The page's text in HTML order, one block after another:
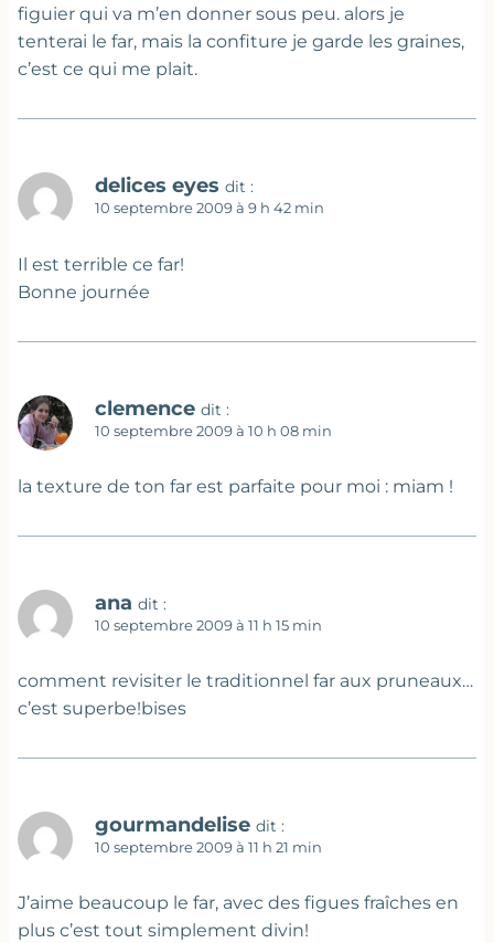
figuier qui va m’en donner sous peu. alors je
tenterai le far, mais la confiture je garde les graines,
c’est ce qui me plait.
delices eyes dit :
10 septembre 2009 à 9 h 42 min
Il est terrible ce far!
Bonne journée
clemence dit :
10 septembre 2009 à 10 h 08 min
la texture de ton far est parfaite pour moi : miam !
ana dit :
10 septembre 2009 à 11 h 15 min
comment revisiter le traditionnel far aux pruneaux…
c’est superbe!bises
gourmandelise dit :
10 septembre 2009 à 11 h 21 min
J’aime beaucoup le far, avec des figues fraîches en
plus c’est tout simplement divin!